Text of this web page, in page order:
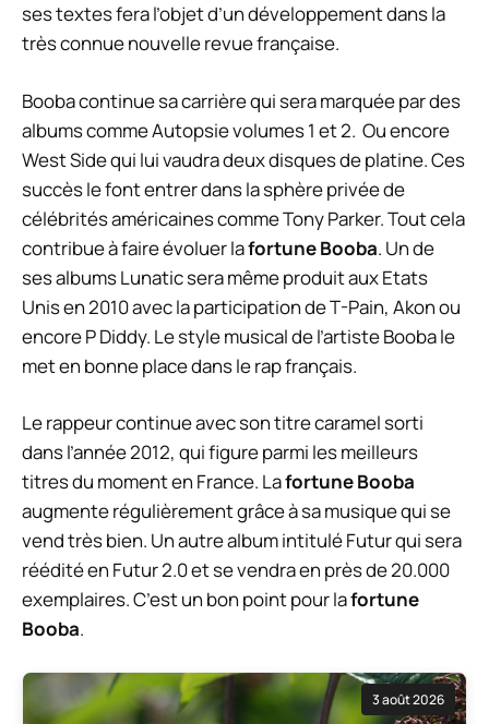
ses textes fera l’objet d’un développement dans la
très connue nouvelle revue française.
Booba continue sa carrière qui sera marquée par des
albums comme Autopsie volumes 1 et 2. Ou encore
West Side qui lui vaudra deux disques de platine. Ces
succès le font entrer dans la sphère privée de
célébrités américaines comme Tony Parker. Tout cela
contribue à faire évoluer lafortune Booba. Un de
ses albums Lunatic sera même produit aux Etats
Unis en 2010 avec la participation de T-Pain, Akon ou
encore P Diddy. Le style musical de l’artiste Booba le
met en bonne place dans le rap français.
Le rappeur continue avec son titre caramel sorti
dans l’année 2012, qui figure parmi les meilleurs
titres du moment en France. Lafortune Booba
augmente régulièrement grâce à sa musique qui se
vend très bien. Un autre album intitulé Futur qui sera
réédité en Futur 2.0 et se vendra en près de 20.000
exemplaires. C’est un bon point pour lafortune
Booba.
3 août 2026